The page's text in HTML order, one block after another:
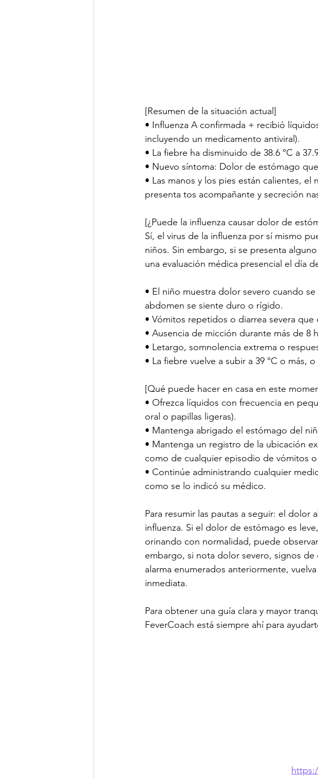
[Resumen de la situación actual]
• Influenza A confirmada + recibió
incluyendo un medicamento antiviral).
• La fiebre ha disminuido de 38.6 °C a
• Nuevo síntoma: Dolor de estómago
• Las manos y los pies están calientes,
presenta tos acompañante y secreción
[¿Puede la influenza causar dolor de
Sí, el virus de la influenza por sí mismo
niños. Sin embargo, si se presenta
una evaluación médica presencial el día
• El niño muestra dolor severo cuando
abdomen se siente duro o rígido.
• Vómitos repetidos o diarrea severa que
• Ausencia de micción durante más de 8
• Letargo, somnolencia extrema o
• La fiebre vuelve a subir a 39 °C o más,
[Qué puede hacer en casa en este
• Ofrezca líquidos con frecuencia en
oral o papillas ligeras).
• Mantenga abrigado el estómago del
• Mantenga un registro de la ubicación
como de cualquier episodio de vómitos o
• Continúe administrando cualquier
como se lo indicó su médico.
Para resumir las pautas a seguir: el
influenza. Si el dolor de estómago es
orinando con normalidad, puede
embargo, si nota dolor severo, signos
alarma enumerados anteriormente,
inmediata.
Para obtener una guía clara y mayor
FeverCoach está siempre ahí para